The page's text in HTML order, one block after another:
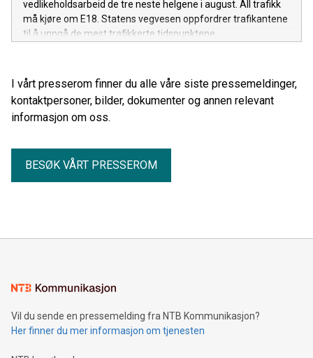
vedlikeholdsarbeid de tre neste helgene i august. All trafikk
må kjøre om E18. Statens vegvesen oppfordrer trafikantene
til å unngå de mest trafikkerte tidspunktene.
I vårt presserom finner du alle våre siste pressemeldinger,
kontaktpersoner, bilder, dokumenter og annen relevant
informasjon om oss.
BESØK VÅRT PRESSEROM
Vil du sende en pressemelding fra NTB Kommunikasjon?
Her finner du mer informasjon om tjenesten